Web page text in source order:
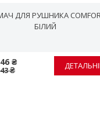
ДЛЯ РУШНИКА
БІЛИЙ
₴
₴